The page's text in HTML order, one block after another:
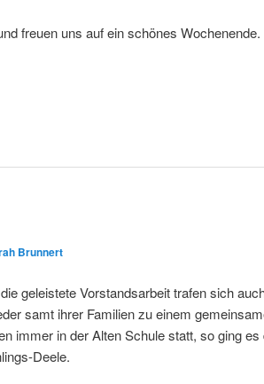
freuen uns auf ein schönes Wochenende.
Brunnert
geleistete Vorstandsarbeit trafen sich
samt ihrer Familien zu einem
immer in der Alten Schule statt, so ging
Deele.